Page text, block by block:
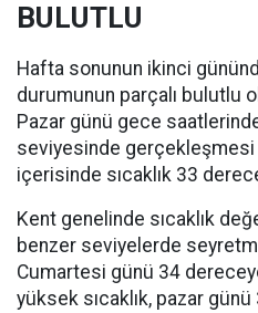
BULUTLU
Hafta sonunun ikinci
durumunun parçalı bulutlu
Pazar günü gece
seviyesinde gerçekleşmesi
içerisinde sıcaklık 33
Kent genelinde sıcaklık
benzer seviyelerde
Cumartesi günü 34
yüksek sıcaklık, pazar